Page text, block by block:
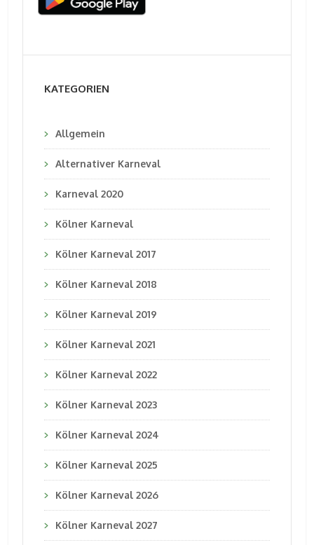
KATEGORIEN
Allgemein
Alternativer Karneval
Karneval 2020
Kölner Karneval
Kölner Karneval 2017
Kölner Karneval 2018
Kölner Karneval 2019
Kölner Karneval 2021
Kölner Karneval 2022
Kölner Karneval 2023
Kölner Karneval 2024
Kölner Karneval 2025
Kölner Karneval 2026
Kölner Karneval 2027